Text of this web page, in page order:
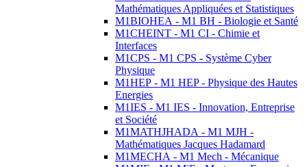
Mathématiques Appliquées et Statistiques
M1BIOHEA - M1 BH - Biologie et Santé
M1CHEINT - M1 CI - Chimie et
Interfaces
M1CPS - M1 CPS - Système Cyber
Physique
M1HEP - M1 HEP - Physique des Hautes
Energies
M1IES - M1 IES - Innovation, Entreprise
et Société
M1MATHJHADA - M1 MJH -
Mathématiques Jacques Hadamard
M1MECHA - M1 Mech - Mécanique